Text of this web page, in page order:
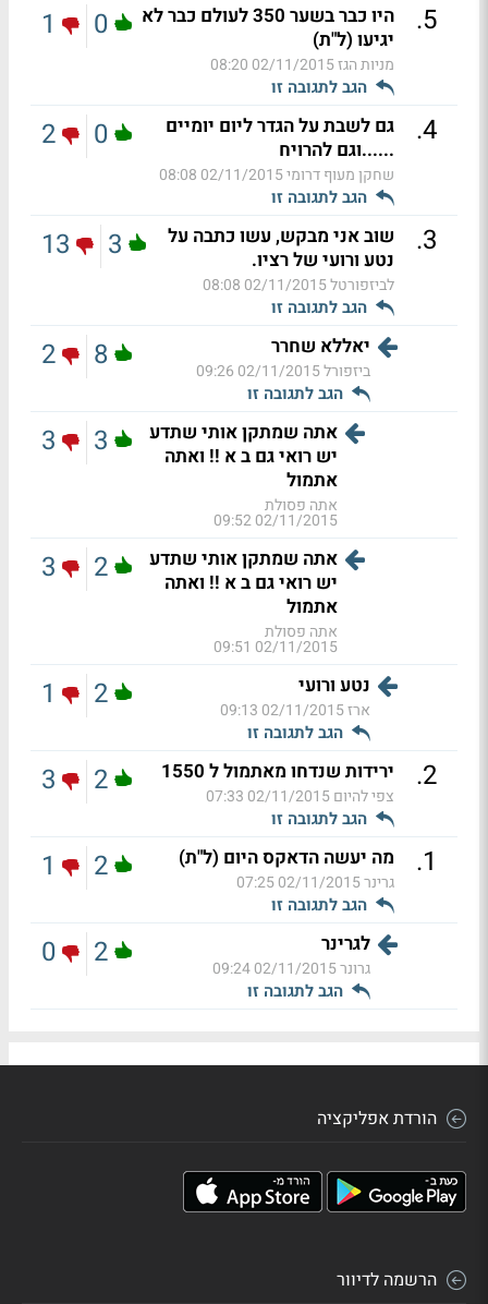
5
.
היו כבר בשער 350 לעולם כבר לא
יגיעו (ל"ת)
מניות הגז02/11/2015 08:20
הגב לתגובה זו
0
1
4
.
גם לשבת על הגדר ליום יומיים
......וגם להרויח
שחקן מעוף דרומי02/11/2015 08:08
הגב לתגובה זו
0
2
3
.
שוב אני מבקש, עשו כתבה על
נטע ורועי של רציו.
לביזפורטל02/11/2015 08:08
הגב לתגובה זו
3
13
יאללא שחרר
ביזפורל02/11/2015 09:26
הגב לתגובה זו
8
2
אתה שמתקן אותי שתדע
יש רואי גם ב א !! ואתה
אתמול
אתה פסולת
02/11/2015 09:52
3
3
אתה שמתקן אותי שתדע
יש רואי גם ב א !! ואתה
אתמול
אתה פסולת
02/11/2015 09:51
2
3
נטע ורועי
ארז02/11/2015 09:13
הגב לתגובה זו
2
1
2
. ירידות שנדחו מאתמול ל 1550
צפי להיום02/11/2015 07:33
הגב לתגובה זו
2
3
1
. מה יעשה הדאקס היום (ל"ת)
גרינר02/11/2015 07:25
הגב לתגובה זו
2
1
לגרינר
גרונר02/11/2015 09:24
הגב לתגובה זו
2
0
הורדת אפליקציה
הרשמה לדיוור